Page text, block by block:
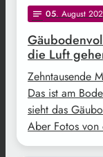
notes 05. August
die Luft
Zehntausende
Das ist am
sieht das
Aber Fotos